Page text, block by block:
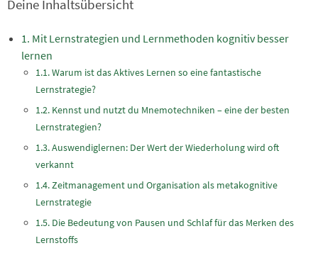
Deine Inhaltsübersicht
Mit Lernstrategien und Lernmethoden kognitiv besser
lernen
Warum ist das Aktives Lernen so eine fantastische
Lernstrategie?
Kennst und nutzt du Mnemotechniken – eine der besten
Lernstrategien?
Auswendiglernen: Der Wert der Wiederholung wird oft
verkannt
Zeitmanagement und Organisation als metakognitive
Lernstrategie
Die Bedeutung von Pausen und Schlaf für das Merken des
Lernstoffs